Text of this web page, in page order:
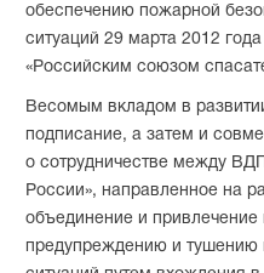
обеспечению пожарной
ситуаций 29 марта 2012
«Российским союзом
Весомым вкладом в
подписание, а затем и
о сотрудничестве между
России», направленное на
объединение и
предупреждению и тушению